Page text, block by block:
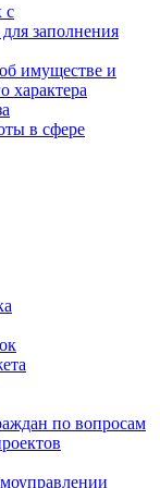
с
заполнения
имуществе и
характера
в сфере
по вопросам